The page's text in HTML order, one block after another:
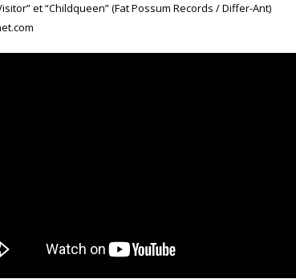
et “Childqueen” (Fat Possum Records / Differ-Ant)